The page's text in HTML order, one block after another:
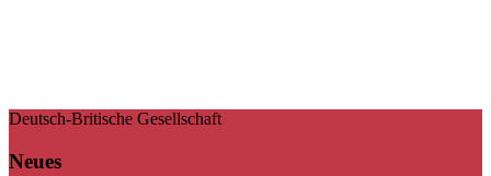
Deutsch-Britische Gesellschaft
Neues